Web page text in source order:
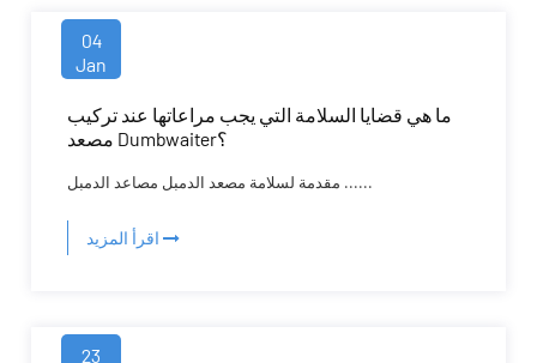
04
Jan
ما هي قضايا السلامة التي يجب مراعاتها عند تركيب
مصعد Dumbwaiter؟
مقدمة لسلامة مصعد الدمبل مصاعد الدمبل ......
اقرأ المزيد
23